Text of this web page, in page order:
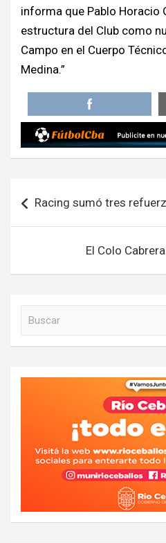
informa que Pablo Horacio
estructura del Club como
Campo en el Cuerpo
Medina.”
de
entradas
Racing sumó tres
El Colo